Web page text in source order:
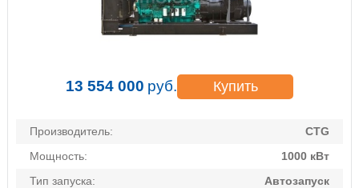
13 554 000 руб. Купить
Производитель:
CTG
Мощность:
1000 кВт
Тип запуска:
Автозапуск